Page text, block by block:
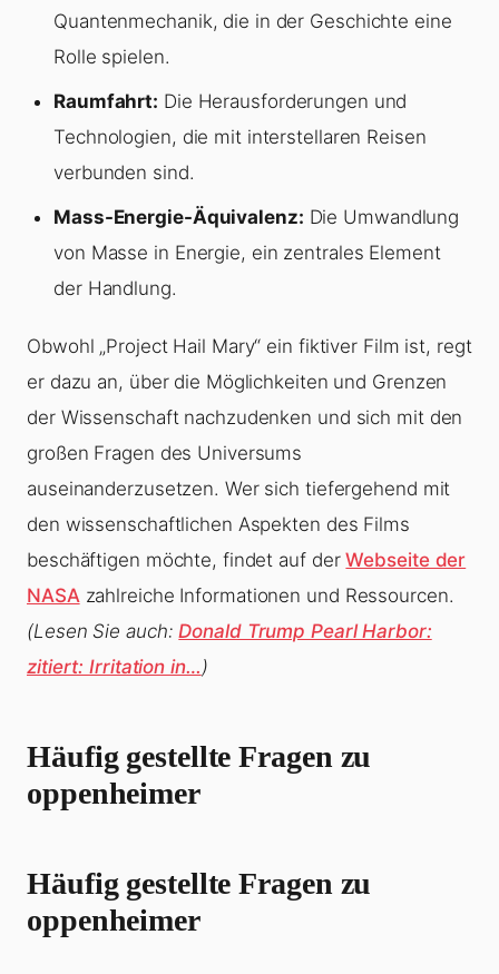
Quantenmechanik, die in der Geschichte eine
Rolle spielen.
Raumfahrt: Die Herausforderungen und
Technologien, die mit interstellaren Reisen
verbunden sind.
Mass-Energie-Äquivalenz: Die Umwandlung
von Masse in Energie, ein zentrales Element
der Handlung.
Obwohl „Project Hail Mary“ ein fiktiver Film ist, regt
er dazu an, über die Möglichkeiten und Grenzen
der Wissenschaft nachzudenken und sich mit den
großen Fragen des Universums
auseinanderzusetzen. Wer sich tiefergehend mit
den wissenschaftlichen Aspekten des Films
beschäftigen möchte, findet auf derWebseite der
NASAzahlreiche Informationen und Ressourcen.
(Lesen Sie auch:Donald Trump Pearl Harbor:
zitiert: Irritation in…)
Häufig gestellte Fragen zu
oppenheimer
Häufig gestellte Fragen zu
oppenheimer